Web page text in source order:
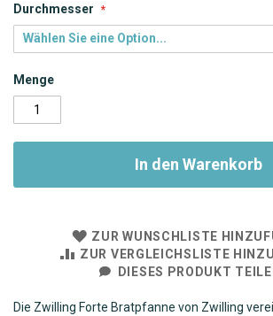
Durchmesser
Menge
In den Warenkorb
ZUR WUNSCHLISTE
ZUR VERGLEICHSLISTE
DIESES PRODUKT
Die Zwilling Forte Bratpfanne von Zwilling